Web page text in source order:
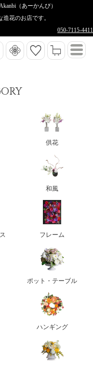
（あーかんび）
花のお店です。
050-7115-4411
供花
和風
フレーム
ポット・テーブル
ハンギング